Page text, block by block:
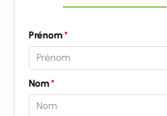
Prénom
Nom